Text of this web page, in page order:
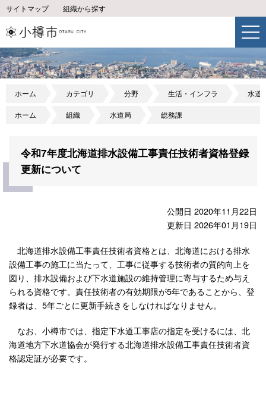
サイトマップ 組織から探す
ホーム カテゴリ 分野 生活・インフラ 水道
ホーム 組織 水道局 総務課
令和7年度北海道排水設備工事責任技術者資格登録
更新について
公開日 2020年11月22日
更新日 2026年01月19日
北海道排水設備工事責任技術者資格とは、北海道における排水
設備工事の施工に当たって、工事に従事する技術者の質的向上を
図り、排水設備および下水道施設の維持管理に寄与するため与え
られる資格です。責任技術者の有効期限が5年であることから、登
録者は、5年ごとに更新手続きをしなければなりません。
なお、小樽市では、指定下水道工事店の指定を受けるには、北
海道地方下水道協会が発行する北海道排水設備工事責任技術者資
格認定証が必要です。